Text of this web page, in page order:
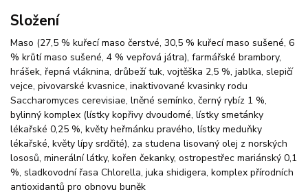
Složení
Maso (27,5 % kuřecí maso čerstvé, 30,5 % kuřecí maso sušené, 6
% krůtí maso sušené, 4 % vepřová játra), farmářské brambory,
hrášek, řepná vláknina, drůbeží tuk, vojtěška 2,5 %, jablka, slepičí
vejce, pivovarské kvasnice, inaktivované kvasinky rodu
Saccharomyces cerevisiae, lněné semínko, černý rybíz 1 %,
bylinný komplex (lístky kopřivy dvoudomé, lístky smetánky
lékařské 0,25 %, květy heřmánku pravého, lístky meduňky
lékařské, květy lípy srdčité), za studena lisovaný olej z norských
lososů, minerální látky, kořen čekanky, ostropestřec mariánský 0,1
%, sladkovodní řasa Chlorella, juka shidigera, komplex přírodních
antioxidantů pro obnovu buněk